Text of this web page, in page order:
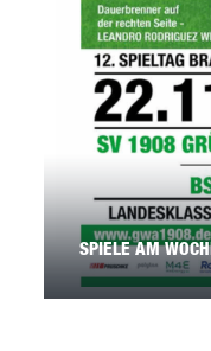
SPIELE AM